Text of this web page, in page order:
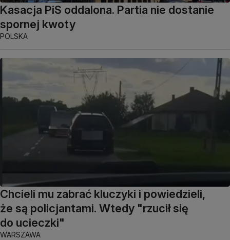
Kasacja PiS oddalona. Partia nie dostanie
spornej kwoty
POLSKA
Chcieli mu zabrać kluczyki i powiedzieli,
że są policjantami. Wtedy "rzucił się
do ucieczki"
WARSZAWA